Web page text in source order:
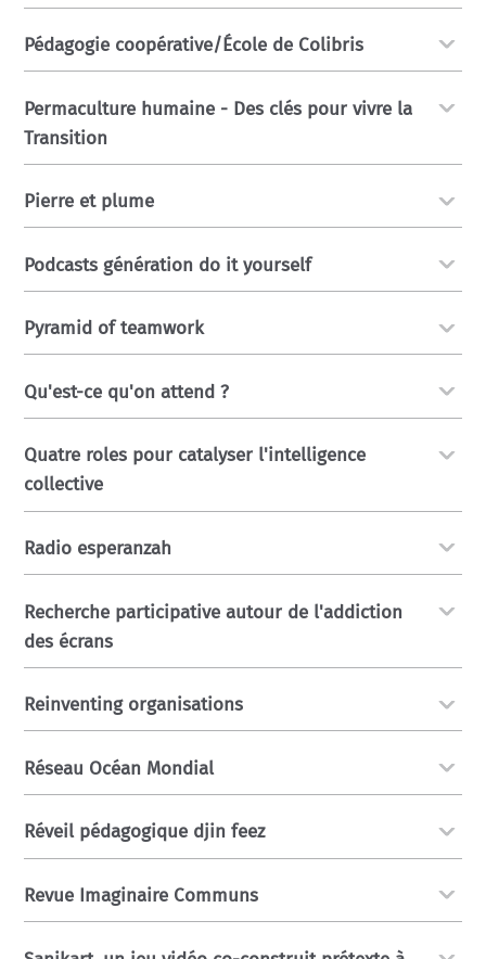
Pédagogie coopérative/École de Colibris
Permaculture humaine - Des clés pour vivre la
Transition
Pierre et plume
Podcasts génération do it yourself
Pyramid of teamwork
Qu'est-ce qu'on attend ?
Quatre roles pour catalyser l'intelligence
collective
Radio esperanzah
Recherche participative autour de l'addiction
des écrans
Reinventing organisations
Réseau Océan Mondial
Réveil pédagogique djin feez
Revue Imaginaire Communs